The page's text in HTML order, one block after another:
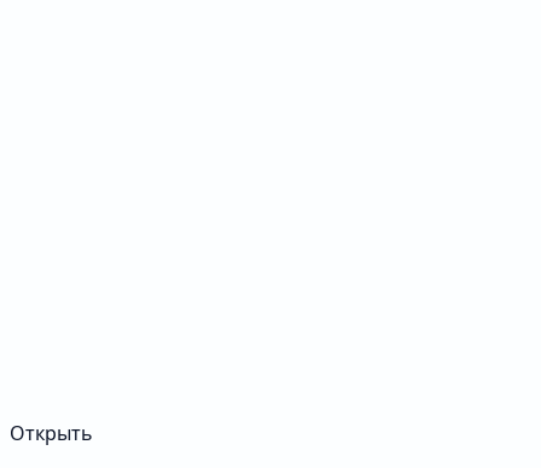
Открыть